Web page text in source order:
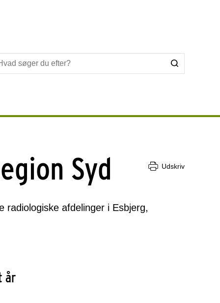
Syd Udskriv
radiologiske afdelinger i Esbjerg,
år